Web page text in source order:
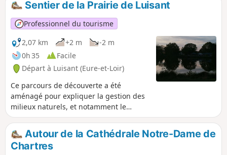
Sentier de la Prairie de Luisant
Professionnel du tourisme
2,07 km
+2 m
-2 m
0h 35
Facile
Départ à Luisant (Eure-et-Loir)
Ce parcours de découverte a été
aménagé pour expliquer la gestion des
milieux naturels, et notamment le
pâturage par des chevaux dans ces
prairies de fond de vallée de l'Eure. Le
site intègre l'espace naturel sensible de
la vallée de l'Eure.
Autour de la Cathédrale Notre-Dame de
Chartres